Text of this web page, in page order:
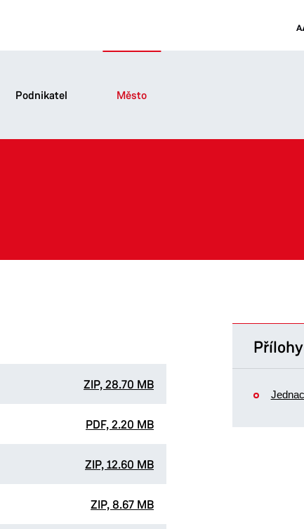
Podnikatel Město
ZIP, 28.70 MB
PDF, 2.20 MB
ZIP, 12.60 MB
ZIP, 8.67 MB
Přílohy